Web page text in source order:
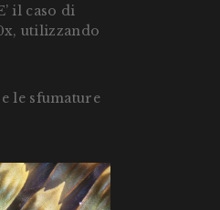
il caso di
utilizzando
le sfumature